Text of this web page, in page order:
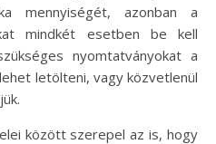
mennyiségét, azonban a
mindkét esetben be kell
nyomtatványokat a
letölteni, vagy közvetlenül
között szerepel az is, hogy